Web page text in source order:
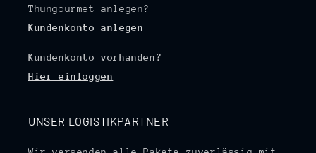
Thungourmet anlegen?
Kundenkonto anlegen
Kundenkonto vorhanden?
Hier einloggen
UNSER LOGISTIKPARTNER